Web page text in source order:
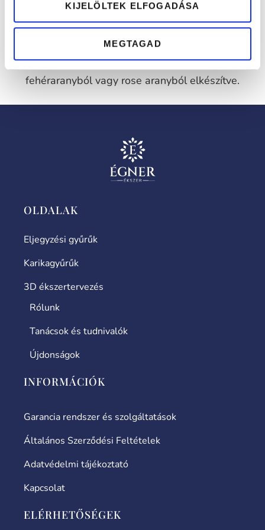
KIJELÖLTEK ELFOGADÁSA
MEGTAGAD
a gyűrű nem csak az összetartozást szimbolizálhatja,
de az egymás elfogadását is. A karikagyűrűk
eljegyzésre is alkalmasak, csak akkor jegygyűrűnek
hívjuk. Bármelyiket kérheted sárgaaranyból,
fehéraranyból vagy rose aranyból elkészítve.
OLDALAK
Eljegyzési gyűrűk
Karikagyűrűk
3D ékszertervezés
Rólunk
Tanácsok és tudnivalók
Újdonságok
INFORMÁCIÓK
Garancia rendszer és szolgáltatások
Általános Szerződési Feltételek
Adatvédelmi tájékoztató
Kapcsolat
ELÉRHETŐSÉGEK